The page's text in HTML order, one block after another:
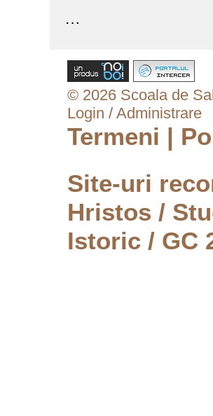
…
© 2026 Scoala de
Login / Administrare
Termeni |
Site-uri
Hristos /
Istoric/ GC